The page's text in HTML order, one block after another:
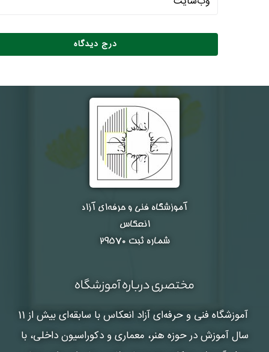
آموزشگاه فنی و حرفه‌ای آزاد
انعکاس
شماره ثبت ۲۹۵۷۰
مختصری درباره آموزشگاه
آموزشگاه فنی و حرفه‌ای آزاد انعکاس
با سابقه‌ای بیش از 11
سال آموزش در حوزه هنر، معماری و دکوراسیون داخلی، با